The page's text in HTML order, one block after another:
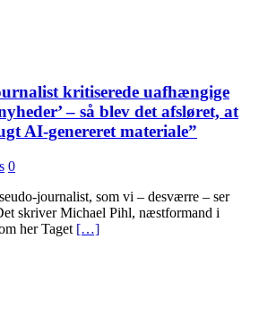
kritiserede uafhængige
– så blev det afsløret, at
AI-genereret materiale”
0
journalist, som vi – desværre – ser
skriver Michael Pihl, næstformand i
her Taget […]